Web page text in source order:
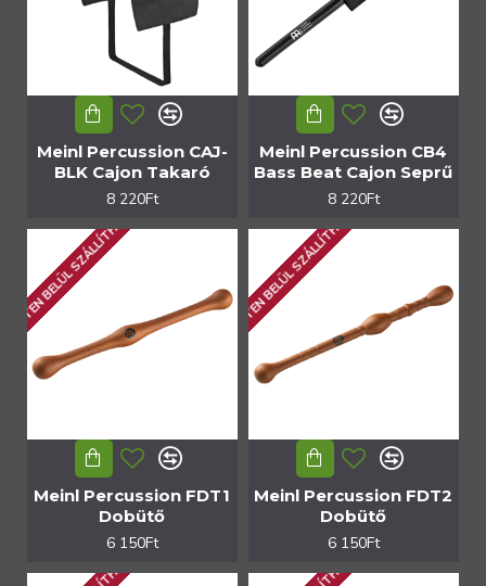
Meinl Percussion CAJ-
BLK Cajon Takaró
8 220Ft
Meinl Percussion CB4
Bass Beat Cajon Seprű
8 220Ft
1 HÉTEN BELÜL SZÁLLÍTHATÓ
Meinl Percussion FDT1
Dobütő
6 150Ft
1 HÉTEN BELÜL SZÁLLÍTHATÓ
Meinl Percussion FDT2
Dobütő
6 150Ft